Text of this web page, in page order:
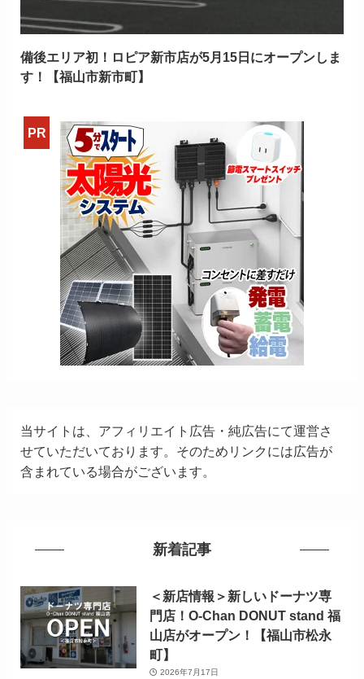
備後エリア初！ロピア新市店が5月15日にオープンしま
す！【福山市新市町】
当サイトは、アフィリエイト広告・純広告にて運営さ
せていただいております。そのためリンクには広告が
含まれている場合がございます。
新着記事
＜新店情報＞新しいドーナツ専
門店！O-Chan DONUT stand 福
山店がオープン！【福山市松永
町】
2026年7月17日